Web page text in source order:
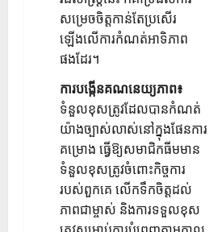
សម្រេចចិត្តកាន់តែប្រសើរ
ឡើងលើការកំណត់អាទិភាព
ផងដែរ។
ការបង្កើនគណនេយ្យភាព៖
ទំនួលខុសត្រូវដែលបានកំណត់
យ៉ាងច្បាស់លាស់នៅក្នុងផែនការ
គម្រោង ធ្វើឱ្យសមាជិកធីមមាន
ទំនួលខុសត្រូវចំពោះកិច្ចការ
របស់ពួកគេ លើកទឹកចិត្តដល់
ភាពជាម្ចាស់ និងការទទួលខុស